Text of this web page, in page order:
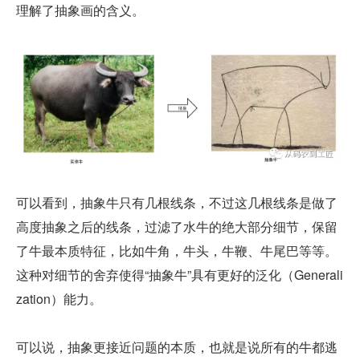
理解了抽象画的含义。
可以看到，抽象牛只有几根线条，不过这几根线条是做了
高度抽象之后的线条，过滤了水牛的绝大部分细节，保留
了牛最本质特征，比如牛角，牛头，牛鞭、牛尾巴等等。
这种对细节的舍弃使得“抽象牛”具有更好的泛化（Generali
zation）能力。
可以说，抽象更接近问题的本质，也就是说所有的牛都逃